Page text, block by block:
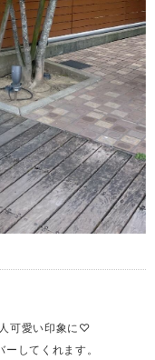
可愛い印象に♡
してくれます。